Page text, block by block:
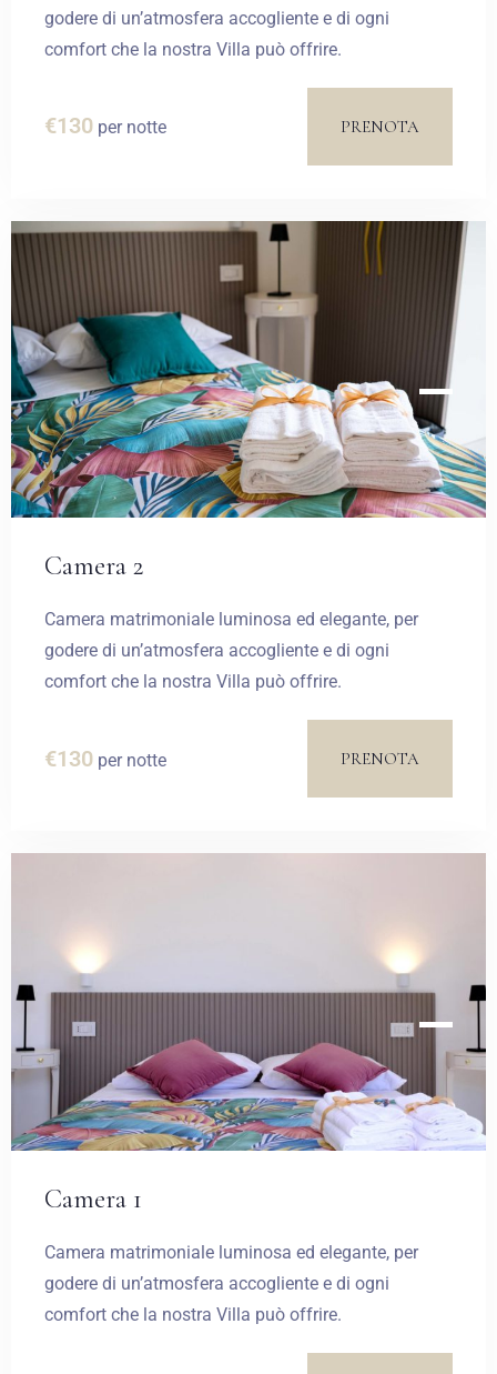
godere di un’atmosfera accogliente e di ogni
comfort che la nostra Villa può offrire.
€130 per notte PRENOTA
Camera 2
Camera matrimoniale luminosa ed elegante, per
godere di un’atmosfera accogliente e di ogni
comfort che la nostra Villa può offrire.
€130 per notte PRENOTA
Camera 1
Camera matrimoniale luminosa ed elegante, per
godere di un’atmosfera accogliente e di ogni
comfort che la nostra Villa può offrire.
Check-in
CERCA